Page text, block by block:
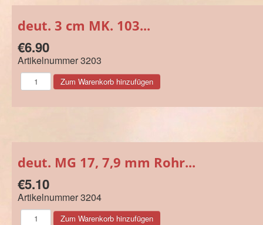
deut. 3 cm MK. 103...
€6.90
Artikelnummer3203
deut. MG 17, 7,9 mm Rohr...
€5.10
Artikelnummer3204